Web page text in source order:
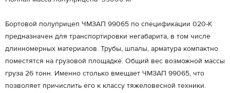
Бортовой полуприцеп ЧМЗАП 99065 по спецификации 020-К
предназначен для транспортировки негабарита, в том числе
длинномерных материалов. Трубы, шпалы, арматура компактно
поместятся на грузовой площадке. Общий вес возможной массы
груза 26 тонн. Именно столько вмещает ЧМЗАП 99065, что
позволяет причислить его к классу тяжеловесной техники.